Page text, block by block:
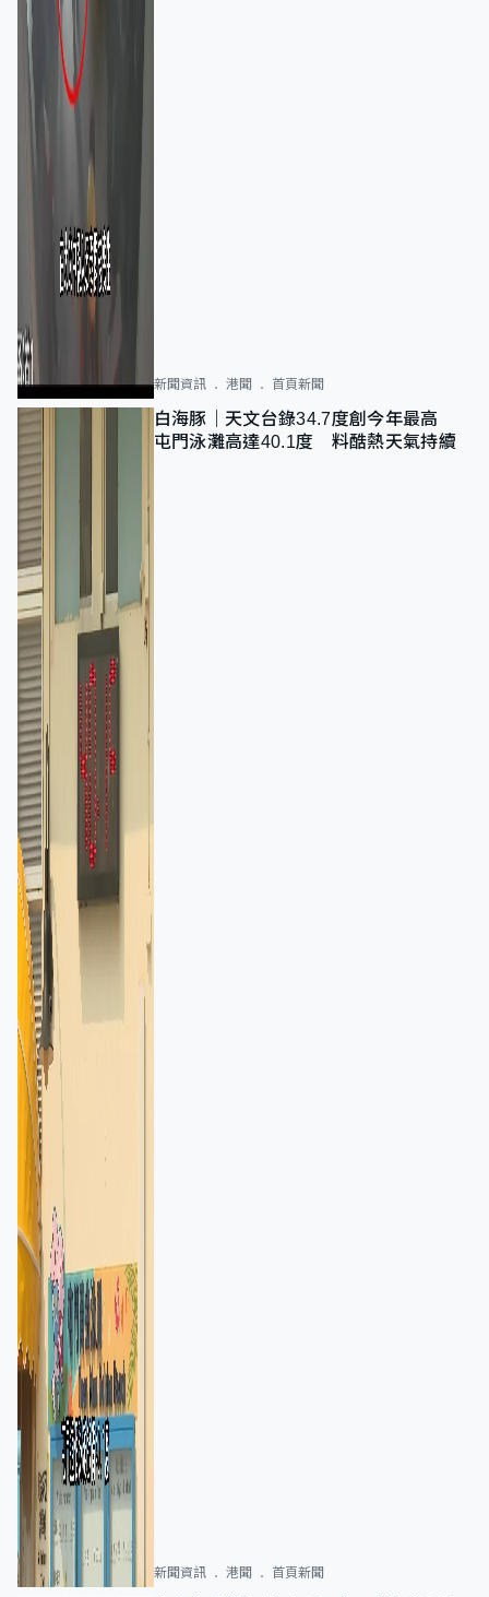
新聞資訊 港聞 首頁新聞
白海豚｜天文台錄34.7度創今年最高
屯門泳灘高達40.1度 料酷熱天氣持續
新聞資訊 港聞 首頁新聞